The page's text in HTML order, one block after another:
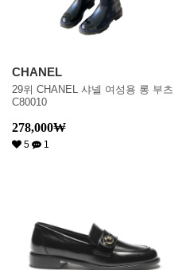
CHANEL
29위 CHANEL 샤넬 여성용 롱 부츠
C80010
278,000₩
5 1